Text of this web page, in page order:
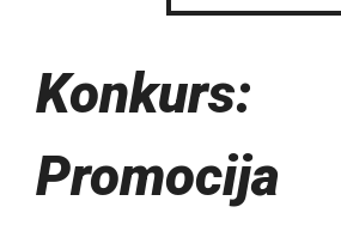
Konkurs:
Promocija